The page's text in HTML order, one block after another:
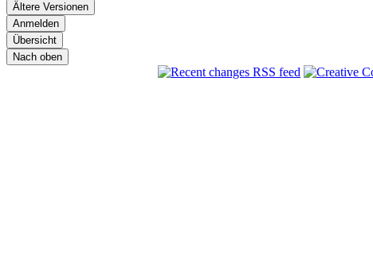
Ältere Versionen
Anmelden
Übersicht